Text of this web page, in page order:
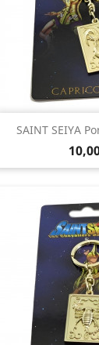
SAINT SEIYA
Prix
